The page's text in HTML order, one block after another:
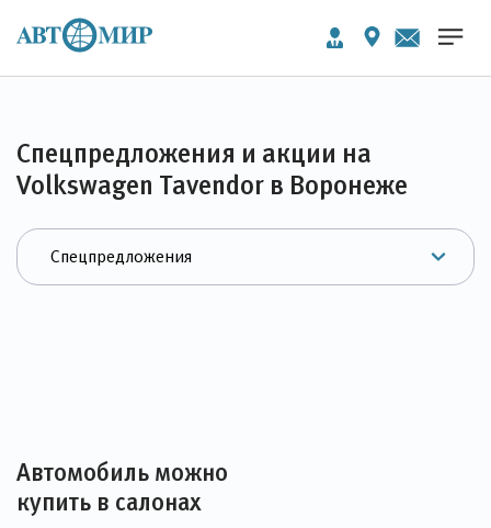
Спецпредложения и акции на
Volkswagen Tavendor в Воронеже
Автомобиль можно
купить в салонах